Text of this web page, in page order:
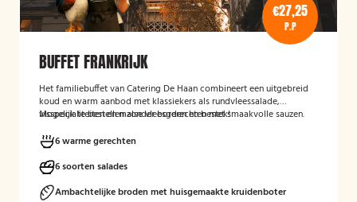
€27,25
P.P
BUFFET FRANKRIJK
Het familiebuffet van Catering De Haan combineert een uitgebreid
koud en warm aanbod met klassiekers als rundvleessalade,
visspecialiteiten en malse vleesgerechten met smaakvolle sauzen.
zoals crème brûlée met vanille-ijs.
Mogelijk te bestellen zonder borden en bestek!
6 warme gerechten
6 soorten salades
Ambachtelijke broden met huisgemaakte kruidenboter